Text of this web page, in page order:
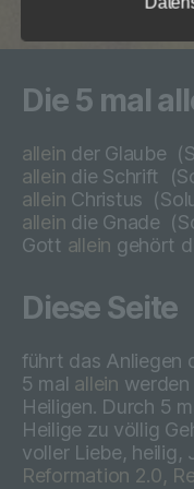
Die 5 mal
allein der Glaube
allein die Schrift
allein Christus (
allein die Gnade (
Gott allein gehört
Diese Seite
führt das Anliegen
5 mal allein werden
Heiligen. Durch 5
Heilige zu völlig
voller Liebe, heilig,
Reformation 2.0,
möchten wir
Wir verwenden in
anderem die
identifizierte
Person (im
Person")
eine
direkt oder